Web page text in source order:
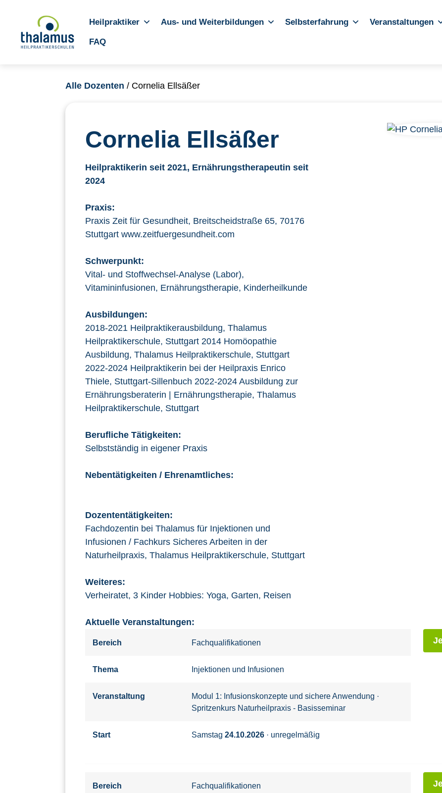
Heilpraktiker Aus- und Weiterbildungen Selbsterfahrung Veranstaltungen
FAQ
Alle Dozenten / Cornelia Ellsäßer
Cornelia Ellsäßer
Heilpraktikerin seit 2021, Ernährungstherapeutin seit
2024
Praxis:
Praxis Zeit für Gesundheit, Breitscheidstraße 65, 70176
Stuttgart www.zeitfuergesundheit.com
Schwerpunkt:
Vital- und Stoffwechsel-Analyse (Labor),
Vitamininfusionen, Ernährungstherapie, Kinderheilkunde
Ausbildungen:
2018-2021 Heilpraktikerausbildung, Thalamus
Heilpraktikerschule, Stuttgart 2014 Homöopathie
Ausbildung, Thalamus Heilpraktikerschule, Stuttgart
2022-2024 Heilpraktikerin bei der Heilpraxis Enrico
Thiele, Stuttgart-Sillenbuch 2022-2024 Ausbildung zur
Ernährungsberaterin | Ernährungstherapie, Thalamus
Heilpraktikerschule, Stuttgart
Berufliche Tätigkeiten:
Selbstständig in eigener Praxis
Nebentätigkeiten / Ehrenamtliches:
Dozententätigkeiten:
Fachdozentin bei Thalamus für Injektionen und
Infusionen / Fachkurs Sicheres Arbeiten in der
Naturheilpraxis, Thalamus Heilpraktikerschule, Stuttgart
Weiteres:
Verheiratet, 3 Kinder Hobbies: Yoga, Garten, Reisen
Aktuelle Veranstaltungen:
Bereich Fachqualifikationen
Thema Injektionen und Infusionen
Veranstaltung Modul 1: Infusionskonzepte und sichere Anwendung ·
Spritzenkurs Naturheilpraxis - Basisseminar
Start Samstag 24.10.2026 · unregelmäßig
Bereich Fachqualifikationen